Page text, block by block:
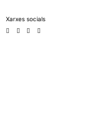
Xarxes socials